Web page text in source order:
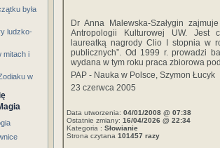
była
ludzko-
mitach i
w
Dr Anna Malewska-Szałygin
Antropologii Kulturowej UW. Jest
laureatką nagrody Clio I stopnia w
publicznych”. Od 1999 r. prowadzi
wydana w tym roku praca zbiorowa
PAP - Nauka w Polsce, Szymon Łucyk
23 czerwca 2005
Data utworzenia: 04/01/2008 @ 07:38
Ostatnie zmiany: 16/04/2026 @ 22:34
Kategoria : Słowianie
Strona czytana 101457 razy